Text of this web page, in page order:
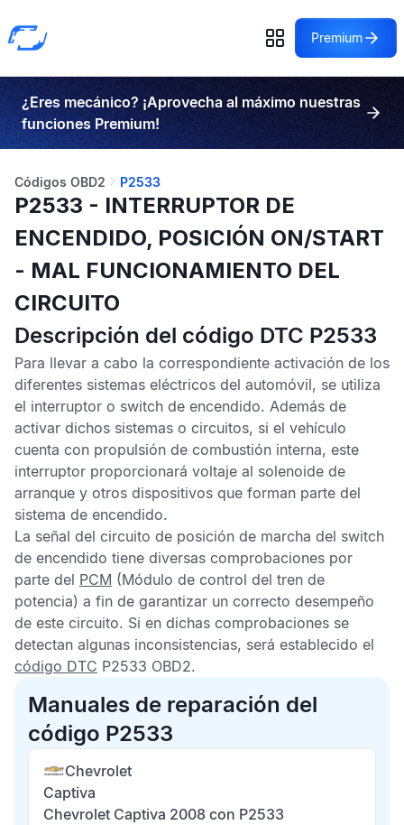
Premium
¿Eres mecánico? ¡Aprovecha al máximo nuestras
funciones Premium!
Códigos OBD2 P2533
P2533 - INTERRUPTOR DE
ENCENDIDO, POSICIÓN ON/START
- MAL FUNCIONAMIENTO DEL
CIRCUITO
Descripción del código DTC P2533
Para llevar a cabo la correspondiente activación de los
diferentes sistemas eléctricos del automóvil, se utiliza
el interruptor o switch de encendido. Además de
activar dichos sistemas o circuitos, si el vehículo
cuenta con propulsión de combustión interna, este
interruptor proporcionará voltaje al solenoide de
arranque y otros dispositivos que forman parte del
sistema de encendido.
La señal del circuito de posición de marcha del switch
de encendido tiene diversas comprobaciones por
parte del PCM (Módulo de control del tren de
potencia) a fin de garantizar un correcto desempeño
de este circuito. Si en dichas comprobaciones se
detectan algunas inconsistencias, será establecido el
código DTC P2533 OBD2.
Manuales de reparación del
código P2533
Chevrolet
Captiva
Chevrolet Captiva 2008 con P2533